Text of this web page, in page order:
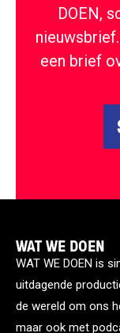
DOEN,
een brief
WAT WE DOEN
WAT WE DOEN is
uitdagende
de wereld om ons
maar ook met